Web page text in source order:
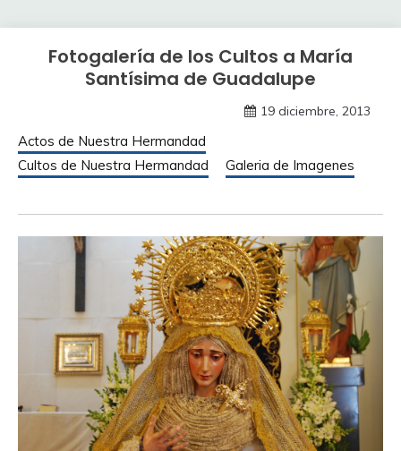
Fotogalería de los Cultos a María
Santísima de Guadalupe
19 diciembre, 2013
Actos de Nuestra Hermandad
Cultos de Nuestra Hermandad
Galeria de Imagenes